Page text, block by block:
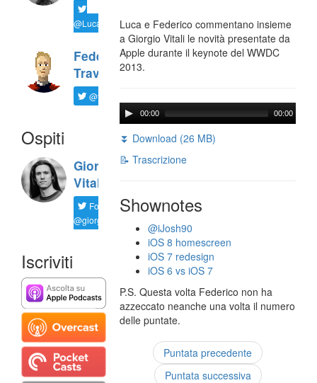
@LucaTNT
Federico
Travaini
@ftrava
Ospiti
Giorgio
Vitali
Follow
@giorgio__vit
Iscriviti
Luca e Federico commentano insieme
a Giorgio Vitali le novità presentate da
Apple durante il keynote del WWDC
2013.
00:00 00:00
⏬ Download (26 MB)
📝 Trascrizione
Shownotes
@iJosh90
iOS 8 homescreen
iOS 7 redesign
iOS 6 vs iOS 7
P.S. Questa volta Federico non ha
azzeccato neanche una volta il numero
delle puntate.
Puntata precedente
Puntata successiva